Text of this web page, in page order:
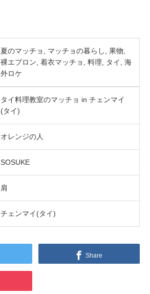
夏のマッチョ マッチョの暮らし
果物
裸エプロン 着衣マッチョ 料理 タイ
海
外ロケ
タイ料理教室のマッチョ in チェンマイ
(タイ)
オレンジの人
SOSUKE
肩
チェンマイ(タイ)
Share